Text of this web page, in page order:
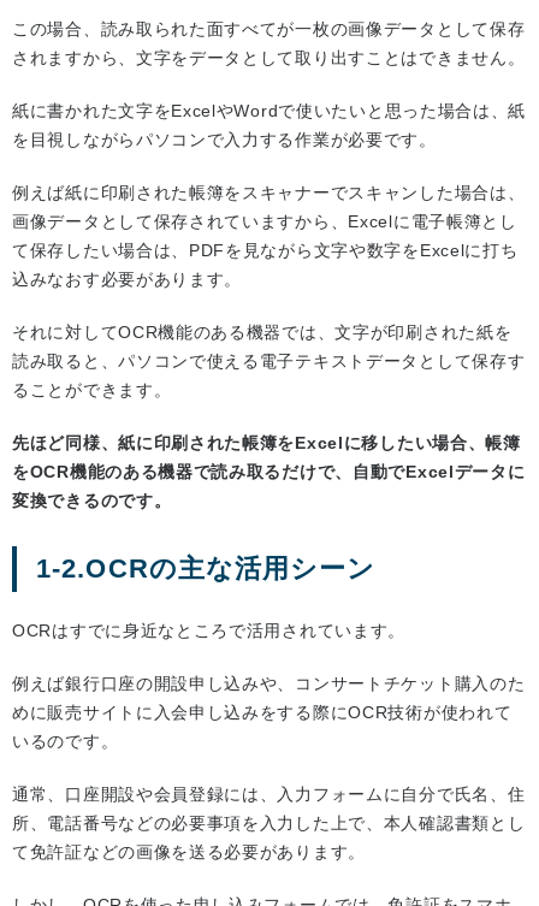
この場合、読み取られた面すべてが一枚の画像データとして保存
されますから、文字をデータとして取り出すことはできません。
紙に書かれた文字をExcelやWordで使いたいと思った場合は、紙
を目視しながらパソコンで入力する作業が必要です。
例えば紙に印刷された帳簿をスキャナーでスキャンした場合は、
画像データとして保存されていますから、Excelに電子帳簿とし
て保存したい場合は、PDFを見ながら文字や数字をExcelに打ち
込みなおす必要があります。
それに対してOCR機能のある機器では、文字が印刷された紙を
読み取ると、パソコンで使える電子テキストデータとして保存す
ることができます。
先ほど同様、紙に印刷された帳簿をExcelに移したい場合、帳簿
をOCR機能のある機器で読み取るだけで、自動でExcelデータに
変換できるのです。
1-2.OCRの主な活用シーン
OCRはすでに身近なところで活用されています。
例えば銀行口座の開設申し込みや、コンサートチケット購入のた
めに販売サイトに入会申し込みをする際にOCR技術が使われて
いるのです。
通常、口座開設や会員登録には、入力フォームに自分で氏名、住
所、電話番号などの必要事項を入力した上で、本人確認書類とし
て免許証などの画像を送る必要があります。